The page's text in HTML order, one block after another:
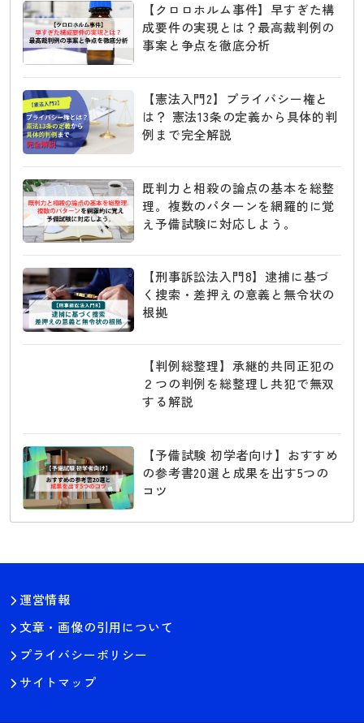
【クロロホルム事件】早すぎた構
成要件の実現とは？最高裁判例の
事案と争点を徹底分析
【憲法入門2】プライバシー権と
は？ 憲法13条の定義から具体的判
例まで完全解説
既判力と相殺の論点の基本を総整
理。複数のパターンを網羅的に覚
え予備試験に対応しよう。
【刑事訴訟法入門8】逮捕に基づ
く捜索・差押えの意義と無令状の
根拠
【判例総整理】承継的共同正犯の
２つの判例を総整理し共犯で無双
する解説
【予備試験 初学者向け】おすすめ
の参考書20選と成果を出す5つの
コツ
運営情報
文章・画像の引用について
プライバシーポリシー
サイトマップ